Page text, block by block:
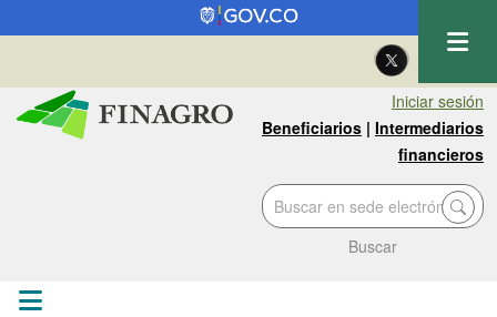
Pasar al contenido principal
| Eng
Iniciar sesión
Beneficiarios | Intermediarios
financieros
Buscar